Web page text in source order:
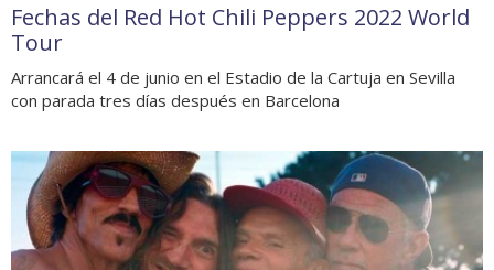
Fechas del Red Hot Chili Peppers 2022 World
Tour
Arrancará el 4 de junio en el Estadio de la Cartuja en Sevilla
con parada tres días después en Barcelona